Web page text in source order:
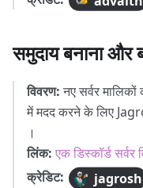
समुदाय बनाना और
विवरण:नए सर्वर
में मदद करने के लिए
।
लिंक: एक डिस्कॉर्ड सर्वर
क्रेडिट:
jagrosh